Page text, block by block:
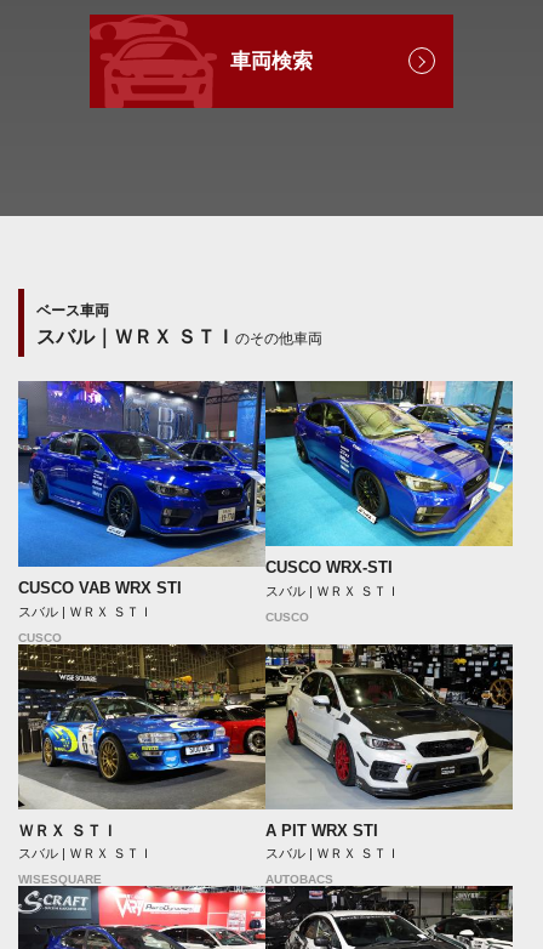
車両検索
ベース車両
スバル｜ＷＲＸ ＳＴＩ のその他車両
CUSCO VAB WRX STI
スバル | ＷＲＸ ＳＴＩ
CUSCO
CUSCO WRX-STI
スバル | ＷＲＸ ＳＴＩ
CUSCO
ＷＲＸ ＳＴＩ
スバル | ＷＲＸ ＳＴＩ
WISESQUARE
A PIT WRX STI
スバル | ＷＲＸ ＳＴＩ
AUTOBACS